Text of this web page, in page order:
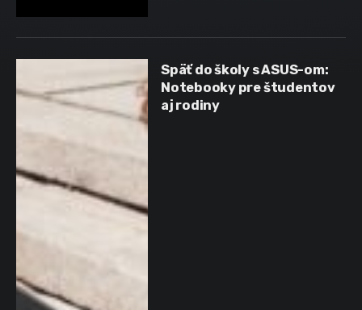
Späť do školy s ASUS-om:
Notebooky pre študentov
aj rodiny